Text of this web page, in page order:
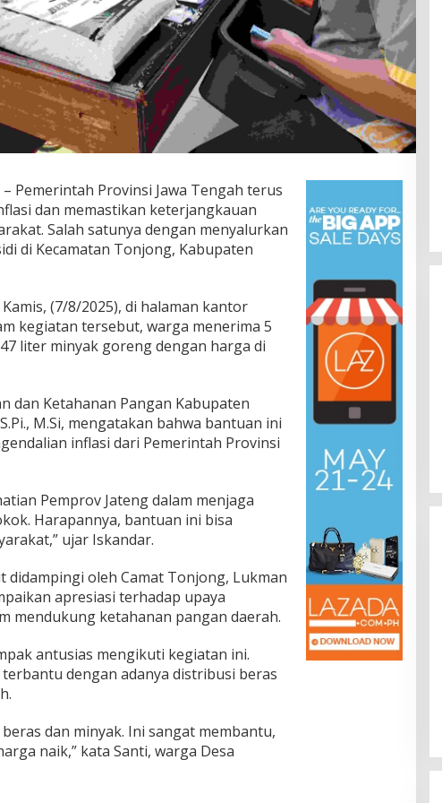
– Pemerintah Provinsi Jawa Tengah terus
dan memastikan keterjangkauan
Salah satunya dengan menyalurkan
di Kecamatan Tonjong, Kabupaten
(7/8/2025), di halaman kantor
kegiatan tersebut, warga menerima 5
liter minyak goreng dengan harga di
dan Ketahanan Pangan Kabupaten
M.Si, mengatakan bahwa bantuan ini
inflasi dari Pemerintah Provinsi
Pemprov Jateng dalam menjaga
Harapannya, bantuan ini bisa
ujar Iskandar.
oleh Camat Tonjong, Lukman
apresiasi terhadap upaya
mendukung ketahanan pangan daerah.
antusias mengikuti kegiatan ini.
dengan adanya distribusi beras
dan minyak. Ini sangat membantu,
naik,” kata Santi, warga Desa
Jalan Bergelombang dan Minim
Lampu di Ruas Bumiayu–
Innova Hantam Pohon di
Bantarkawung
Desa, Nasional, Otomatif, Politik,